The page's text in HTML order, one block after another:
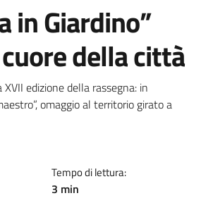
in Giardino”
della città
notizia
edizione della rassegna: in
omaggio al territorio girato a
Tempo di lettura:
3 min